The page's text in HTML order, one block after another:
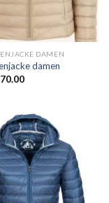
DAMEN
damen
70.00